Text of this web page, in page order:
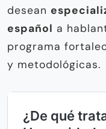
desean
español a
programa
y metodológicas.